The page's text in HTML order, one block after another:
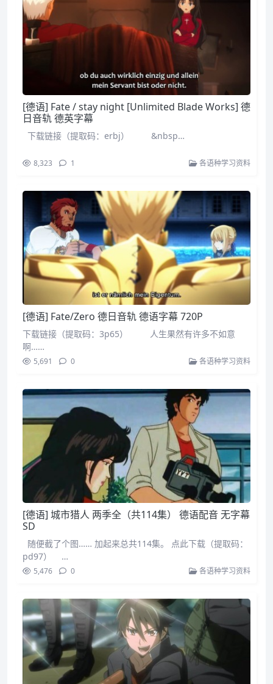
[德语] Fate / stay night [Unlimited Blade Works] 德
日音轨 德英字幕
下载链接（提取码：erbj） &nbsp…
8,323 1 各语种学习资料
[德语] Fate/Zero 德日音轨 德语字幕 720P
下载链接（提取码：3p65） 人生果然有许多不如意
啊……
5,691 0 各语种学习资料
[德语] 城市猎人 两季全（共114集） 德语配音 无字幕
SD
随便截了个图…… 加起来总共114集。 点此下载（提取码：
pd97） …
5,476 0 各语种学习资料